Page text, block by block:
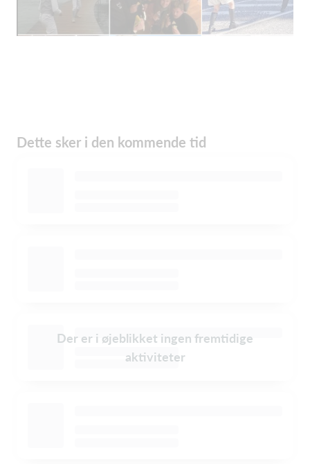
Dette sker i den kommende tid
Der er i øjeblikket ingen fremtidige
aktiviteter